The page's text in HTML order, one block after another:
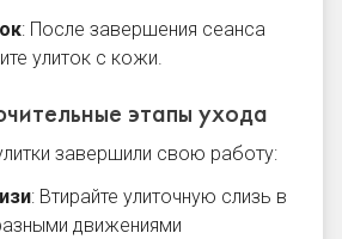
: После завершения сеанса
улиток с кожи.
этапы ухода
завершили свою работу:
: Втирайте улиточную слизь в
движениями